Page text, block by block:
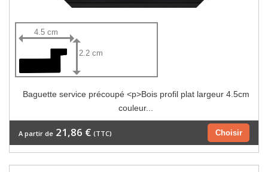
4.5 cm
2.2 cm
Baguette service précoupé <p>Bois profil plat largeur 4.5cm
couleur...
Choisir
A partir de 21,86 € (TTC)